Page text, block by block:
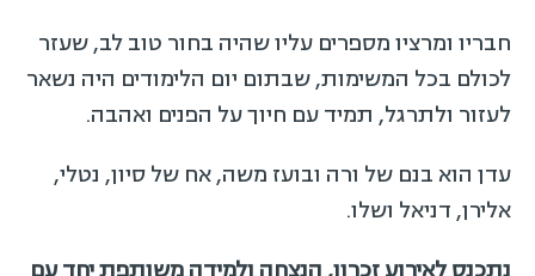
חבריו ומרציו מספרים עליו שהיה בחור טוב לב, שעזר
לכולם בכל המשימות, שבתום יום הלימודים היה נשאר
לעזור ולתרגל, תמיד עם חיוך על הפנים ואהבה.
עדן הוא בנם של ורה ובועז משה, אח של סיון, נטלי,
אלירן, דניאל ושלו.